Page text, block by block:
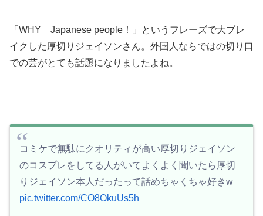
「WHY Japanese people！」というフレーズで大ブレ
イクした厚切りジェイソンさん。外国人ならではの切り口
での芸がとても話題になりましたよね。
コミケで無駄にクオリティが高い厚切りジェイソン
のコスプレをしてる人がいてよくよく聞いたら厚切
りジェイソン本人だったって話めちゃくちゃ好きw
pic.twitter.com/CO8OkuUs5h